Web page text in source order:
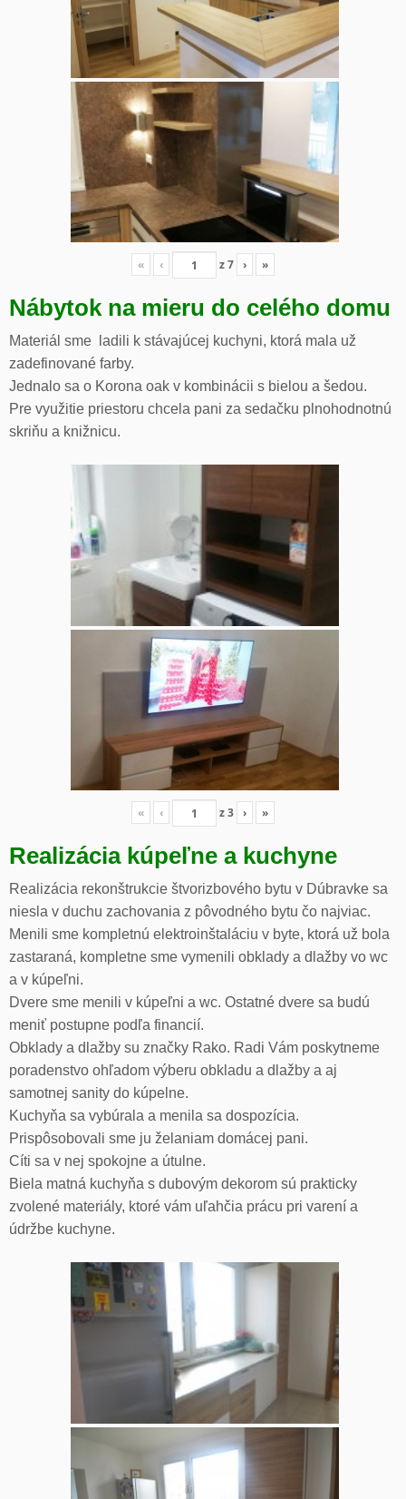
« ‹ z7 › »
Nábytok na mieru do celého domu
Materiál sme ladili k stávajúcej kuchyni, ktorá mala už
zadefinované farby.
Jednalo sa o Korona oak v kombinácii s bielou a šedou.
Pre využitie priestoru chcela pani za sedačku plnohodnotnú
skriňu a knižnicu.
« ‹ z3 › »
Realizácia kúpeľne a kuchyne
Realizácia rekonštrukcie štvorizbového bytu v Dúbravke sa
niesla v duchu zachovania z pôvodného bytu čo najviac.
Menili sme kompletnú elektroinštaláciu v byte, ktorá už bola
zastaraná, kompletne sme vymenili obklady a dlažby vo wc
a v kúpeľni.
Dvere sme menili v kúpeľni a wc. Ostatné dvere sa budú
meniť postupne podľa financií.
Obklady a dlažby su značky Rako. Radi Vám poskytneme
poradenstvo ohľadom výberu obkladu a dlažby a aj
samotnej sanity do kúpelne.
Kuchyňa sa vybúrala a menila sa dospozícia.
Prispôsobovali sme ju želaniam domácej pani.
Cíti sa v nej spokojne a útulne.
Biela matná kuchyňa s dubovým dekorom sú prakticky
zvolené materiály, ktoré vám uľahčia prácu pri varení a
údržbe kuchyne.